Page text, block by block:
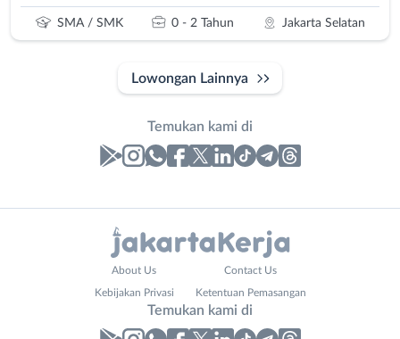
SMA / SMK 0 - 2 Tahun Jakarta Selatan
Lowongan Lainnya
Temukan kami di
About Us Contact Us
Kebijakan Privasi Ketentuan Pemasangan
Temukan kami di